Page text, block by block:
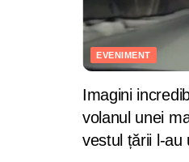
EVENIMENT
Imagini
volanul unei
vestul țării l-